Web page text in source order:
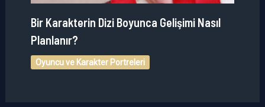
Bir Karakterin Dizi Boyunca Gelişimi Nasıl
Planlanır?
Oyuncu ve Karakter Portreleri